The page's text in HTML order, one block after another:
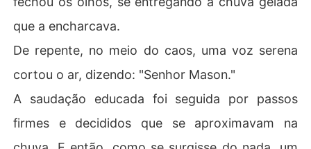
que a encharcava.
De repente, no meio do caos, uma voz serena
cortou o ar, dizendo: "Senhor Mason."
A saudação educada foi seguida por passos
firmes e decididos que se aproximavam na